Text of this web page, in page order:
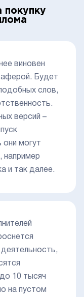
покупку
виновен
аферой. Будет
слов,
версий –
они могут
например
и так далее.
10 тысяч
на пустом